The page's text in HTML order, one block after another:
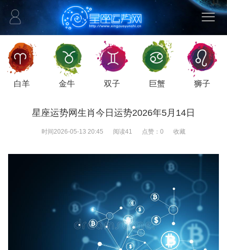
白羊 金牛 双子 巨蟹 狮子
星座运势网生肖今日运势2026年5月14日
时间2026-05-13 20:45 阅读41 点赞： 0 收藏